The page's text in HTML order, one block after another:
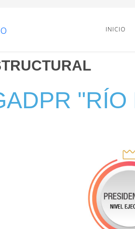
INICIO
"RÍO